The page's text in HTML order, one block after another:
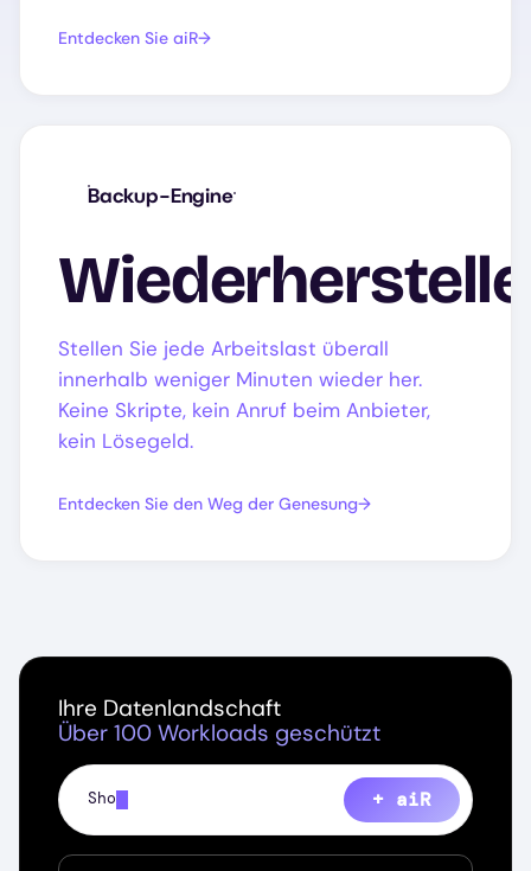
Entdecken Sie aiR
Backup-Engine
Stellen Sie jede Arbeitslast überall
innerhalb weniger Minuten wieder her.
Keine Skripte, kein Anruf beim Anbieter,
kein Lösegeld.
Entdecken Sie den Weg der Genesung
Ihre Datenlandschaft
Über 100 Workloads geschützt
Show every file containing PII across our M36
+ aiR